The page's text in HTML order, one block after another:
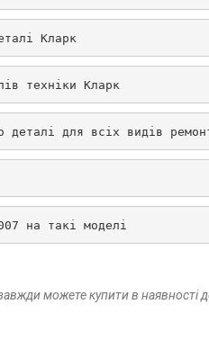
Кларк
техніки Кларк
деталі для всіх видів
на такі моделі
можете купити в